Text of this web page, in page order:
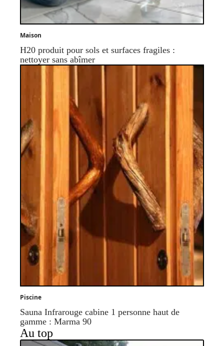
Maison
H20 produit pour sols et surfaces fragiles :
nettoyer sans abîmer
Piscine
Sauna Infrarouge cabine 1 personne haut de
gamme : Marma 90
Au top